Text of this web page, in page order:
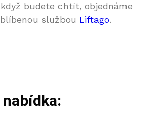
budete chtít, objednáme
službou Liftago.